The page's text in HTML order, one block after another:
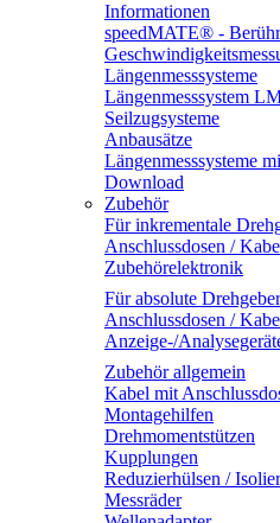
Informationen
speedMATE® -
Längenmesssysteme
Längenmesssystem
Seilzugsysteme
Anbausätze
Längenmesssysteme
Download
Zubehör
Für inkrementale
Anschlussdosen /
Zubehörelektronik
Für absolute Drehgeber
Anschlussdosen /
Anzeige-/
Zubehör allgemein
Kabel mit
Montagehilfen
Drehmomentstützen
Kupplungen
Reduzierhülsen /
Messräder